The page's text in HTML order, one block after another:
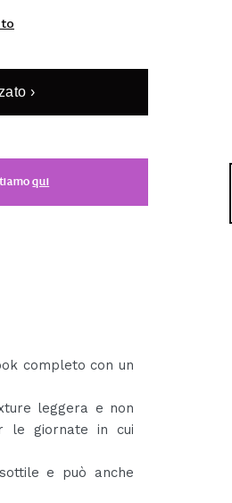
›
qui
completo con un
leggera e non
le giornate in cui
e può anche